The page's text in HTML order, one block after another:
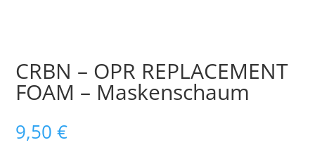
CRBN – OPR REPLACEMENT
FOAM – Maskenschaum
9,50€